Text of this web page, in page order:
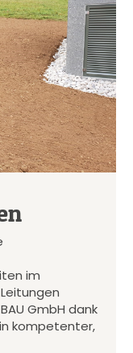
im
GmbH dank
kompetenter,